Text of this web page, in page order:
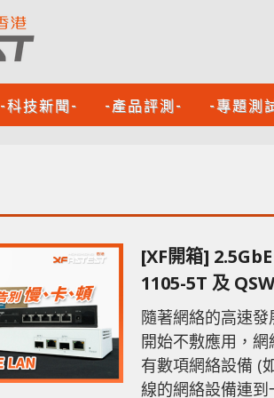
-科技新聞- -產品評測- -專題測
[XF開箱]
1105-5T 及
隨著網絡的高速
開始不敷應用，
有數項網絡設備 (
線的網絡設備連